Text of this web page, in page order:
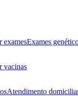
examesExames
vacinas
Atendimento